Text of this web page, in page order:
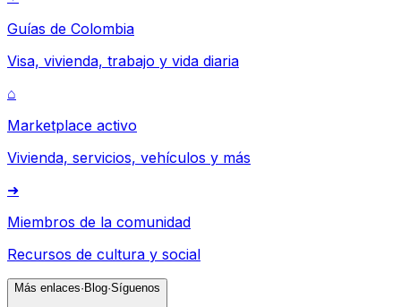
Guías de Colombia
Visa, vivienda, trabajo y vida diaria
⌂
Marketplace activo
Vivienda, servicios, vehículos y más
➜
Miembros de la comunidad
Recursos de cultura y social
Más enlaces· Blog·Síguenos